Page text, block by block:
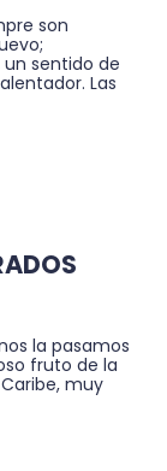
son
sentido de
Las
nos la pasamos
fruto de la
muy